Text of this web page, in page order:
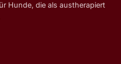
Hunde, die als austherapiert